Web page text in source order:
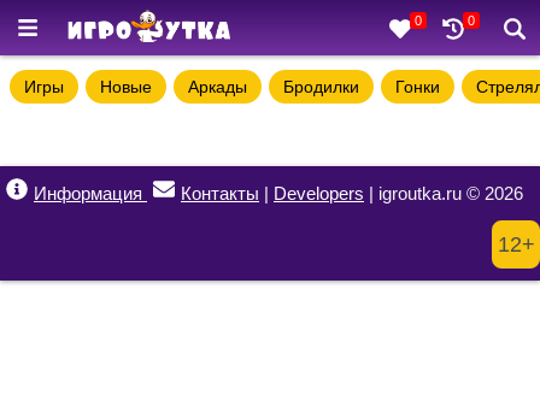
0 0
Игры Новые Аркады Бродилки Гонки
Информация Контакты | Developers | igroutka.ru © 2026
12+